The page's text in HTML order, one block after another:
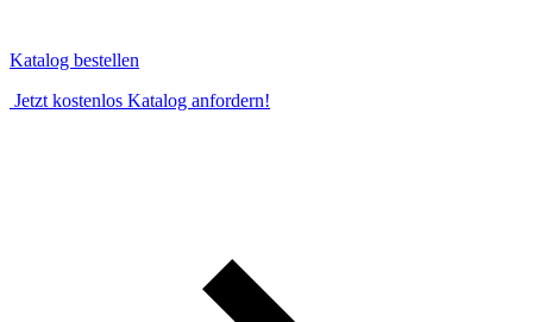
Katalog bestellen
Jetzt kostenlos Katalog anfordern!